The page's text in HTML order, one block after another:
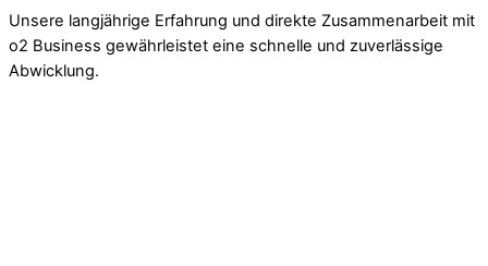
Unsere langjährige Erfahrung und direkte Zusammenarbeit mit
o2 Business gewährleistet eine schnelle und zuverlässige
Abwicklung.